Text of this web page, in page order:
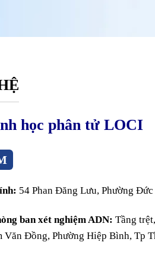
học phân tử LOCI
54 Phan Đăng Lưu, Phường
ban xét nghiệm ADN: Tầng
Văn Đồng, Phường Hiệp Bình, Tp